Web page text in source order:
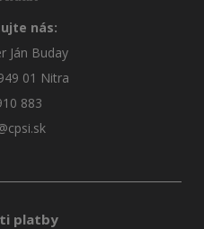
nás:
Ján Buday
01 Nitra
883
platby